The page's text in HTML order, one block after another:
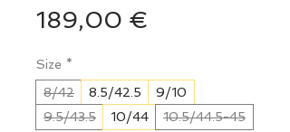
189,00 €
Size *
8/42
8.5/42.5
9/10
9.5/43.5
10/44 10.5/44.5-45